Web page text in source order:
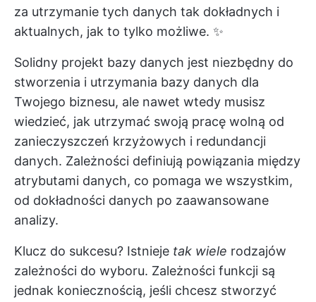
za utrzymanie tych danych tak dokładnych i
aktualnych, jak to tylko możliwe. ✨
Solidny projekt bazy danych jest niezbędny do
stworzenia i utrzymania bazy danych dla
Twojego biznesu, ale nawet wtedy musisz
wiedzieć, jak utrzymać swoją pracę wolną od
zanieczyszczeń krzyżowych i redundancji
danych. Zależności definiują powiązania między
atrybutami danych, co pomaga we wszystkim,
od dokładności danych po zaawansowane
analizy.
Klucz do sukcesu? Istnieje tak wiele rodzajów
zależności do wyboru. Zależności funkcji są
jednak koniecznością, jeśli chcesz stworzyć